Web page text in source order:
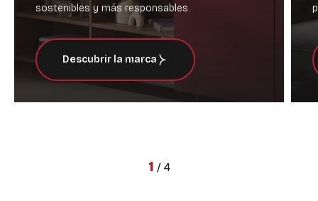
1 / 4
sostenibles y más responsables.
Descubrir la marca